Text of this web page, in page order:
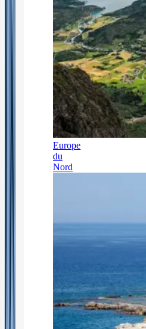
Europe
du
Nord